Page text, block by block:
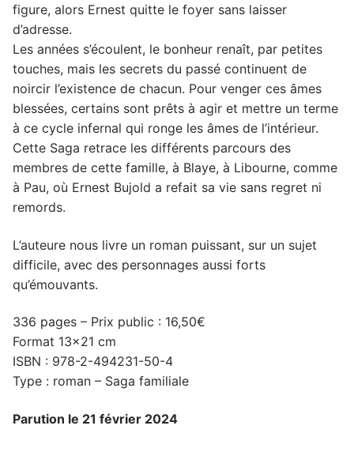
figure, alors Ernest quitte le foyer sans laisser
d’adresse.
Les années s’écoulent, le bonheur renaît, par petites
touches, mais les secrets du passé continuent de
noircir l’existence de chacun. Pour venger ces âmes
blessées, certains sont prêts à agir et mettre un terme
à ce cycle infernal qui ronge les âmes de l’intérieur.
Cette Saga retrace les différents parcours des
membres de cette famille, à Blaye, à Libourne, comme
à Pau, où Ernest Bujold a refait sa vie sans regret ni
remords.
L’auteure nous livre un roman puissant, sur un sujet
difficile, avec des personnages aussi forts
qu’émouvants.
336 pages – Prix public : 16,50€
Format 13×21 cm
ISBN : 978-2-494231-50-4
Type : roman – Saga familiale
Parution le 21 février 2024